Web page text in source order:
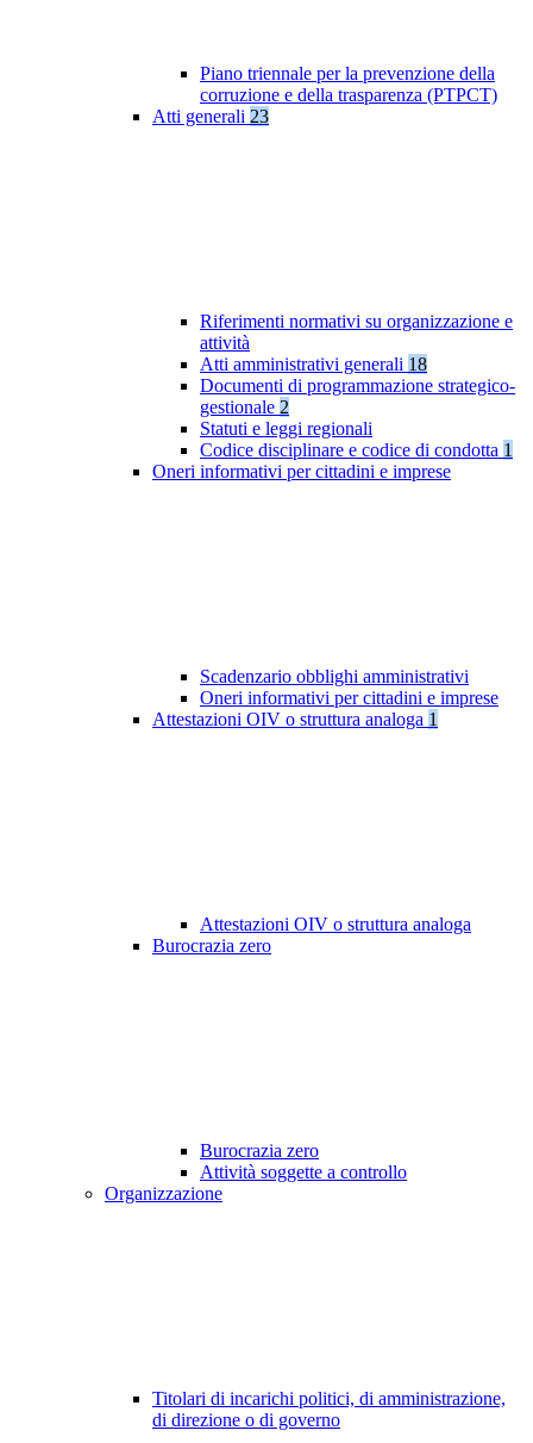
Piano triennale per la prevenzione della
corruzione e della trasparenza (PTPCT)
Atti generali 23
Riferimenti normativi su organizzazione e
attività
Atti amministrativi generali 18
Documenti di programmazione strategico-
gestionale 2
Statuti e leggi regionali
Codice disciplinare e codice di condotta 1
Oneri informativi per cittadini e imprese
Scadenzario obblighi amministrativi
Oneri informativi per cittadini e imprese
Attestazioni OIV o struttura analoga 1
Attestazioni OIV o struttura analoga
Burocrazia zero
Burocrazia zero
Attività soggette a controllo
Organizzazione
Titolari di incarichi politici, di amministrazione,
di direzione o di governo